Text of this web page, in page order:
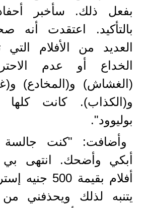
بفعل ذلك. سأخبر
بالتأكيد. اعتقدت أنه
العديد من الأفلام
الخداع أو عدم
(الغشاش) و(المخادع)
و(الكذاب). كانت كلها
بوليوود".
وأضافت: "كنت
أبكي وأضحك. انتهى بي
أفلام بقيمة
يتنبه لذلك ويحذفني